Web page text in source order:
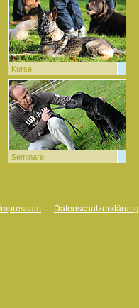
Kurse
Seminare
Impressum Datenschutzerklärung